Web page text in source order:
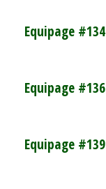
Equipage #134
Equipage #136
Equipage #139